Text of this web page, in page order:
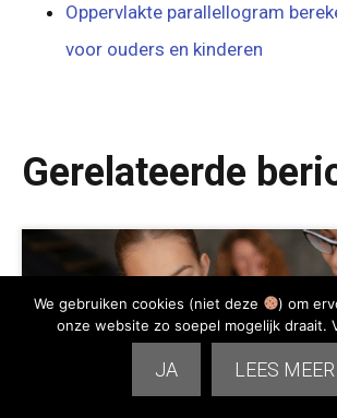
Oppervlakte parallellogram
voor ouders en kinderen
Gerelateerde
We gebruiken cookies (niet deze
) om
onze website zo soepel mogelijk draait.
JA LEES MEER